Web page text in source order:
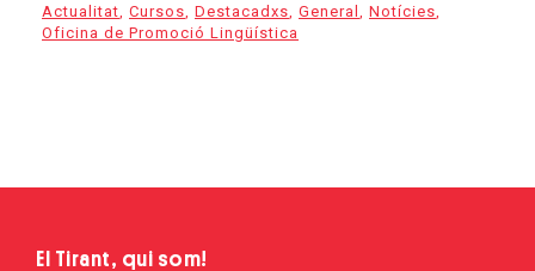
Actualitat Cursos Destacadxs General Notícies
Oficina de Promoció Lingüística
El Tirant, qui som!